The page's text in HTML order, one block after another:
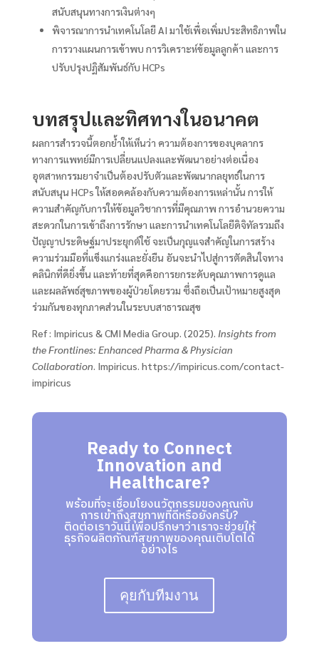
สนับสนุนทางการเงินต่างๆ
พิจารณาการนำเทคโนโลยี AI มาใช้เพื่อเพิ่มประสิทธิภาพใน
การวางแผนการเข้าพบ การวิเคราะห์ข้อมูลลูกค้า และการ
ปรับปรุงปฏิสัมพันธ์กับ HCPs
บทสรุปและทิศทางในอนาคต
ผลการสำรวจนี้ตอกย้ำให้เห็นว่า ความต้องการของบุคลากร
ทางการแพทย์มีการเปลี่ยนแปลงและพัฒนาอย่างต่อเนื่อง
อุตสาหกรรมยาจำเป็นต้องปรับตัวและพัฒนากลยุทธ์ในการ
สนับสนุน HCPs ให้สอดคล้องกับความต้องการเหล่านั้น การให้
ความสำคัญกับการให้ข้อมูลวิชาการที่มีคุณภาพ การอำนวยความ
สะดวกในการเข้าถึงการรักษา และการนำเทคโนโลยีดิจิทัลรวมถึง
ปัญญาประดิษฐ์มาประยุกต์ใช้ จะเป็นกุญแจสำคัญในการสร้าง
ความร่วมมือที่แข็งแกร่งและยั่งยืน อันจะนำไปสู่การตัดสินใจทาง
คลินิกที่ดียิ่งขึ้น และท้ายที่สุดคือการยกระดับคุณภาพการดูแล
และผลลัพธ์สุขภาพของผู้ป่วยโดยรวม ซึ่งถือเป็นเป้าหมายสูงสุด
ร่วมกันของทุกภาคส่วนในระบบสาธารณสุข
Ref : Impiricus & CMI Media Group. (2025). Insights from
the Frontlines: Enhanced Pharma & Physician
Collaboration . Impiricus. https://impiricus.com/contact-
impiricus
Ready to Connect
Innovation and
Healthcare?
พร้อมที่จะเชื่อมโยงนวัตกรรมของคุณกับ
การเข้าถึงสุขภาพที่ดีหรือยังครับ?
ติดต่อเราวันนี้เพื่อปรึกษาว่าเราจะช่วยให้
ธุรกิจผลิตภัณฑ์สุขภาพของคุณเติบโตได้
อย่างไร
คุยกับทีมงาน